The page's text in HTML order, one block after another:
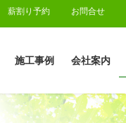
薪割り予約 お問合せ
施工事例 会社案内